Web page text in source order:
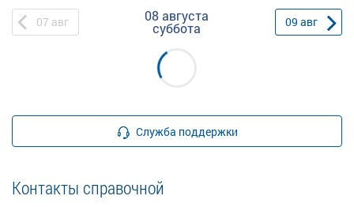
07 авг 08 августа
суббота 09 авг
Служба поддержки
Контакты справочной